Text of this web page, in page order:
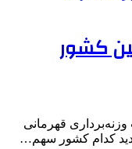
کشور
وزنه‌برداری قهرمانی
دید کدام کشور سهم…